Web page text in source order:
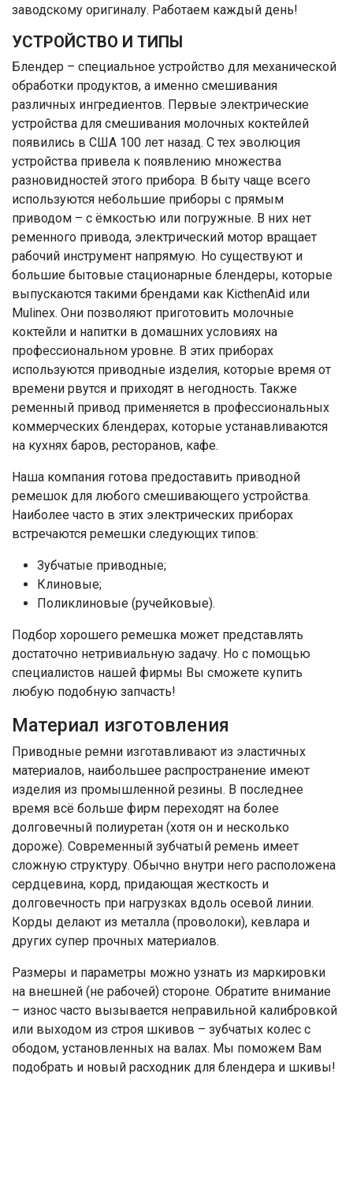
заводскому оригиналу. Работаем каждый день!
УСТРОЙСТВО И ТИПЫ
Блендер – специальное устройство для механической
обработки продуктов, а именно смешивания
различных ингредиентов. Первые электрические
устройства для смешивания молочных коктейлей
появились в США 100 лет назад. С тех эволюция
устройства привела к появлению множества
разновидностей этого прибора. В быту чаще всего
используются небольшие приборы с прямым
приводом – с ёмкостью или погружные. В них нет
ременного привода, электрический мотор вращает
рабочий инструмент напрямую. Но существуют и
большие бытовые стационарные блендеры, которые
выпускаются такими брендами как KicthenAid или
Mulinex. Они позволяют приготовить молочные
коктейли и напитки в домашних условиях на
профессиональном уровне. В этих приборах
используются приводные изделия, которые время от
времени рвутся и приходят в негодность. Также
ременный привод применяется в профессиональных
коммерческих блендерах, которые устанавливаются
на кухнях баров, ресторанов, кафе.
Наша компания готова предоставить приводной
ремешок для любого смешивающего устройства.
Наиболее часто в этих электрических приборах
встречаются ремешки следующих типов:
Зубчатые приводные;
Клиновые;
Поликлиновые (ручейковые).
Подбор хорошего ремешка может представлять
достаточно нетривиальную задачу. Но с помощью
специалистов нашей фирмы Вы сможете купить
любую подобную запчасть!
Материал изготовления
Приводные ремни изготавливают из эластичных
материалов, наибольшее распространение имеют
изделия из промышленной резины. В последнее
время всё больше фирм переходят на более
долговечный полиуретан (хотя он и несколько
дороже). Современный зубчатый ремень имеет
сложную структуру. Обычно внутри него расположена
сердцевина, корд, придающая жесткость и
долговечность при нагрузках вдоль осевой линии.
Корды делают из металла (проволоки), кевлара и
других супер прочных материалов.
Размеры и параметры можно узнать из маркировки
на внешней (не рабочей) стороне. Обратите внимание
– износ часто вызывается неправильной калибровкой
или выходом из строя шкивов – зубчатых колес с
ободом, установленных на валах. Мы поможем Вам
подобрать и новый расходник для блендера и шкивы!